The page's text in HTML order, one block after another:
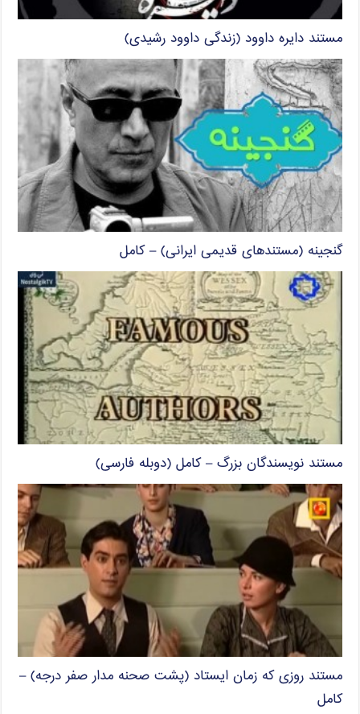
مستند دایره داوود (زندگی داوود رشیدی)
گنجینه (مستندهای قدیمی ایرانی) – کامل
مستند نویسندگان بزرگ – کامل (دوبله فارسی)
مستند روزی که زمان ایستاد (پشت صحنه مدار صفر درجه) –
کامل